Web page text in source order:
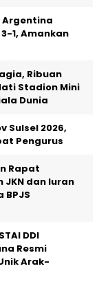
Argentina
1, Amankan
Ribuan
Stadion Mini
Dunia
Sulsel 2026,
Pengurus
Rapat
dan Iuran
BPJS
DDI
Resmi
Arak-